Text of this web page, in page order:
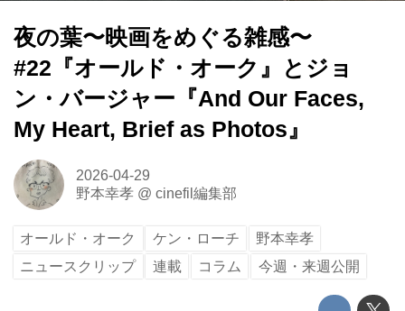
夜の葉〜映画をめぐる雑感〜
#22『オールド・オーク』とジョ
ン・バージャー『And Our Faces,
My Heart, Brief as Photos』
2026-04-29
野本幸孝@ cinefil編集部
オールド・オーク ケン・ローチ
野本幸孝
ニュースクリップ
連載 コラム 今週・来週公開